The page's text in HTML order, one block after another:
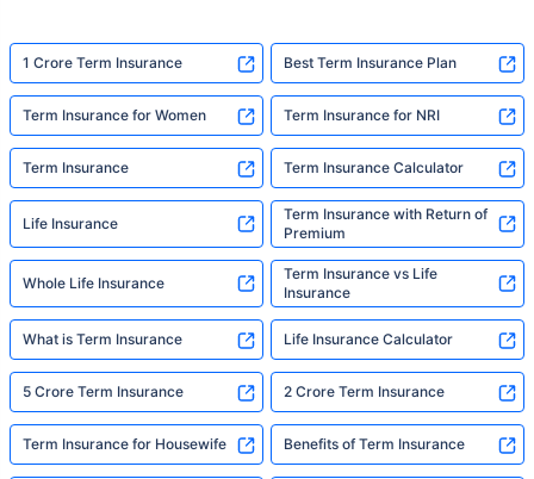
1 Crore Term Insurance Best Term Insurance Plan
Term Insurance for Women Term Insurance for NRI
Term Insurance Term Insurance Calculator
Life Insurance
Term Insurance with Return of
Premium
Whole Life Insurance
Term Insurance vs Life
Insurance
What is Term Insurance Life Insurance Calculator
5 Crore Term Insurance 2 Crore Term Insurance
Term Insurance for Housewife Benefits of Term Insurance